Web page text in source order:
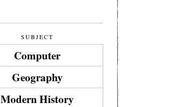
SUBJECT
Computer
Geography
Modern History